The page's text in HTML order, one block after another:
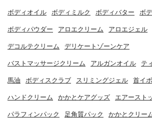
ボディオイル ボディミルク ボディバター ボ
ボディパウダー アロエクリーム アロエジェル
デコルテクリーム デリケートゾーンケア
バストマッサージクリーム アルガンオイル テ
馬油 ボディスクラブ スリミングジェル 首イ
ハンドクリーム かかとケアグッズ エアースト
パラフィンパック 足角質パック かかとクリー